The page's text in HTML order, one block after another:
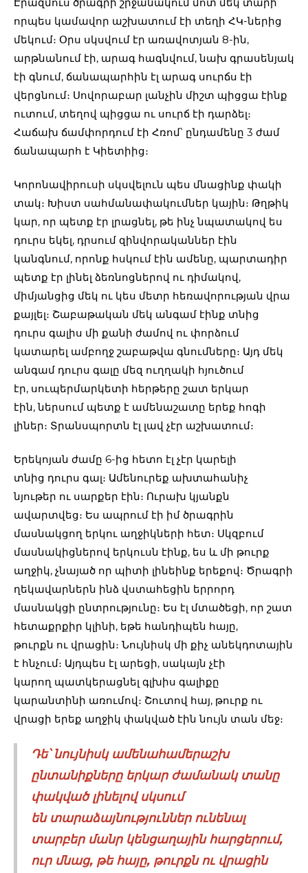
որպես կամավոր աշխատում էի տեղի ՀԿ-ներից
մեկում։ Օրս սկսվում էր առավոտյան 8-ին,
արթնանում էի, արագ հագնվում, նախ գրասենյակ
էի գնում, ճանապարհին էլ արագ սուրճս էի
վերցնում։ Սովորաբար լանչին միշտ պիցցա էինք
ուտում, տեղով պիցցա ու սուրճ էի դարձել։
Հաճախ ճամփորդում էի Հռոմ՝ ընդամենը 3 ժամ
ճանապարհ է Կիետիից։
Կորոնավիրուսի սկսվելուն պես մնացինք փակի
տակ։ Խիստ սահմանափակումներ կային։ Թղթիկ
կար, որ պետք էր լրացնել, թե ինչ նպատակով ես
դուրս եկել, դրսում զինվորականներ էին
կանգնում, որոնք հսկում էին ամենը, պարտադիր
պետք էր լինել ձեռնոցներով ու դիմակով,
միմյանցից մեկ ու կես մետր հեռավորության վրա
քայլել։ Շաբաթական մեկ անգամ էինք տնից
դուրս գալիս մի քանի ժամով ու փորձում
կատարել ամբողջ շաբաթվա գնումները։ Այդ մեկ
անգամ դուրս գալը մեզ ուղղակի հյուծում
էր, սուպերմարկետի հերթերը շատ երկար
էին, ներսում պետք է ամենաշատը երեք հոգի
լիներ։ Տրանսպորտն էլ լավ չէր աշխատում։
Երեկոյան ժամը 6-ից հետո էլ չէր կարելի
տնից դուրս գալ։ Ամենուրեք ախտահանիչ
նյութեր ու սարքեր էին։ Ուրախ կյանքն
ավարտվեց։ Ես ապրում էի իմ ծրագրին
մասնակցող երկու աղջիկների հետ։ Սկզբում
մասնակիցներով երկուսն էինք, ես և մի թուրք
աղջիկ, չնայած որ պիտի լինեինք երեքով։ Ծրագրի
ղեկավարներն ինձ վստահեցին երրորդ
մասնակցի ընտրությունը։ Ես էլ մտածեցի, որ շատ
հետաքրքիր կլինի, եթե հանդիպեն հայը,
թուրքն ու վրացին։ Նույնիսկ մի քիչ անեկդոտային
է հնչում։ Այդպես էլ արեցի, սակայն չէի
կարող պատկերացնել գլխիս գալիքը
կարանտինի առումով։ Շուտով հայ, թուրք ու
վրացի երեք աղջիկ փակված էին նույն տան մեջ։
Դե՝ նույնիսկ ամենահամերաշխ
ընտանիքները երկար ժամանակ տանը
փակված լինելով սկսում
են տարաձայնություններ ունենալ
տարբեր մանր կենցաղային հարցերում,
ուր մնաց, թե հայը, թուրքն ու վրացին